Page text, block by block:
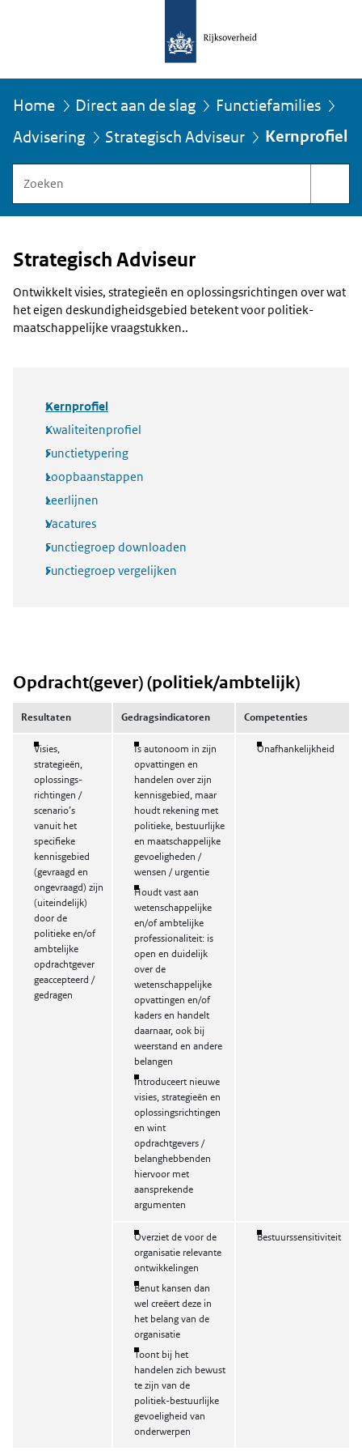
U
bevindt
zich
hier:
Home Direct aan de slag
Functiefamilies
Advisering
Strategisch Adviseur Kernprofiel
binnen
Functiegebouw
Strategisch Adviseur
Ontwikkelt visies, strategieën en oplossingsrichtingen over wat
het eigen deskundigheidsgebied betekent voor politiek-
maatschappelijke vraagstukken..
Kernprofiel
Kwaliteitenprofiel
Functietypering
Loopbaanstappen
Leerlijnen
Vacatures
Functiegroep downloaden
Functiegroep vergelijken
Opdracht(gever) (politiek/ambtelijk)
Resultaten Gedragsindicatoren Competenties
Visies,
strategieën,
oplossings-
richtingen /
scenario’s
vanuit het
specifieke
kennisgebied
(gevraagd en
ongevraagd) zijn
(uiteindelijk)
door de
politieke en/of
ambtelijke
opdrachtgever
geaccepteerd /
gedragen
Is autonoom in zijn
opvattingen en
handelen over zijn
kennisgebied, maar
houdt rekening met
politieke, bestuurlijke
en maatschappelijke
gevoeligheden /
wensen / urgentie
Houdt vast aan
wetenschappelijke
en/of ambtelijke
professionaliteit: is
open en duidelijk
over de
wetenschappelijke
opvattingen en/of
kaders en handelt
daarnaar, ook bij
weerstand en andere
belangen
Introduceert nieuwe
visies, strategieën en
oplossingsrichtingen
en wint
opdrachtgevers /
belanghebbenden
hiervoor met
aansprekende
argumenten
Onafhankelijkheid
Overziet de voor de
organisatie relevante
ontwikkelingen
Benut kansen dan
wel creëert deze in
het belang van de
organisatie
Toont bij het
handelen zich bewust
te zijn van de
politiek-bestuurlijke
gevoeligheid van
onderwerpen
Bestuurssensitiviteit